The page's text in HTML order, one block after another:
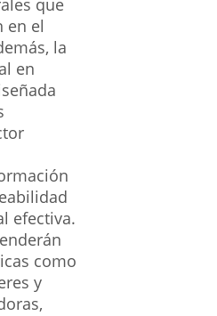
que
en el
la
en
efectiva.
como
y